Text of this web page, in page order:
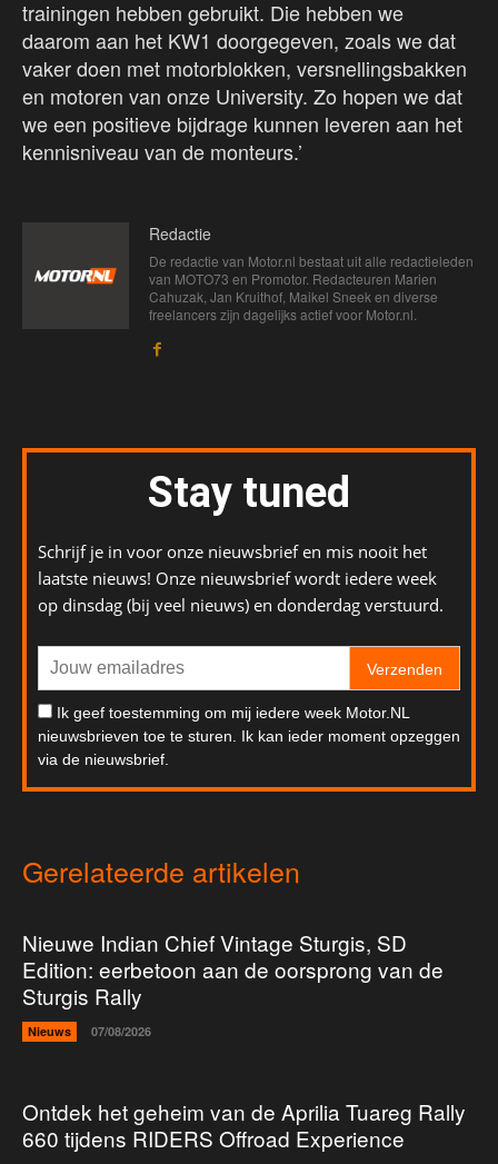
trainingen hebben gebruikt. Die hebben we
daarom aan het KW1 doorgegeven, zoals we dat
vaker doen met motorblokken, versnellingsbakken
en motoren van onze University. Zo hopen we dat
we een positieve bijdrage kunnen leveren aan het
kennisniveau van de monteurs.’
Redactie
De redactie van Motor.nl bestaat uit alle redactieleden
van MOTO73 en Promotor. Redacteuren Marien
Cahuzak, Jan Kruithof, Maikel Sneek en diverse
freelancers zijn dagelijks actief voor Motor.nl.
Stay tuned
Schrijf je in voor onze nieuwsbrief en mis nooit het
laatste nieuws! Onze nieuwsbrief wordt iedere week
op dinsdag (bij veel nieuws) en donderdag verstuurd.
Verzenden
Ik geef toestemming om mij iedere week Motor.NL
nieuwsbrieven toe te sturen. Ik kan ieder moment opzeggen
via de nieuwsbrief.
Gerelateerde artikelen
Nieuwe Indian Chief Vintage Sturgis, SD
Edition: eerbetoon aan de oorsprong van de
Sturgis Rally
Nieuws 07/08/2026
Ontdek het geheim van de Aprilia Tuareg Rally
660 tijdens RIDERS Offroad Experience